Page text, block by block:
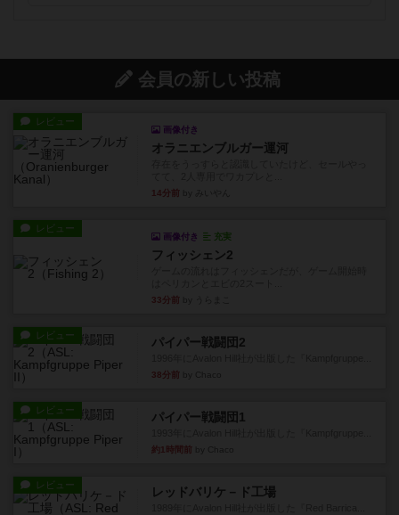
会員の新しい投稿
レビュー
画像付き
オラニエンブルガー運河
14分前
レビュー
画像付き 充実
フィッシェン2
33分前
レビュー パイパー戦闘団2
38分前
レビュー パイパー戦闘団1
約1時間前
レビュー レッドバリケ－ド工場